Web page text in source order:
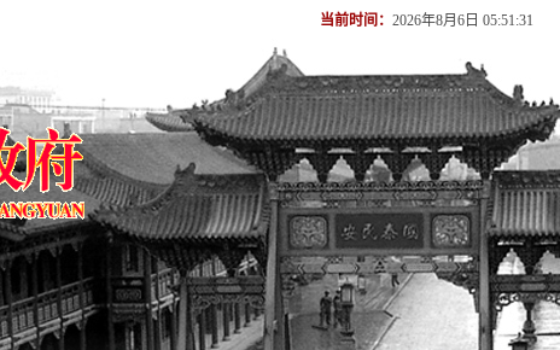
当前时间： 2026年8月6日 05:51:32